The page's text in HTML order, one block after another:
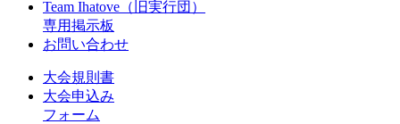
Team Ihatove（旧実行団）
専用掲示板
お問い合わせ
大会規則書
大会申込み
フォーム